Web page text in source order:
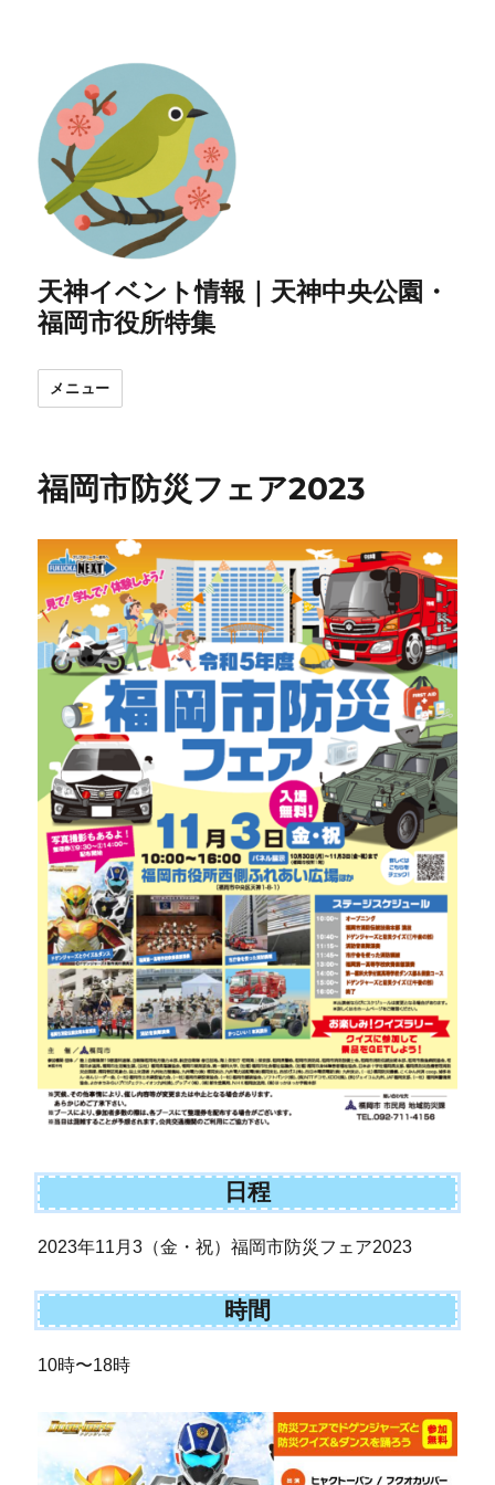
天神イベント情報｜天神中央公園・
福岡市役所特集
メニュー
福岡市防災フェア2023
日程
2023年11月3（金・祝）福岡市防災フェア2023
時間
10時〜18時